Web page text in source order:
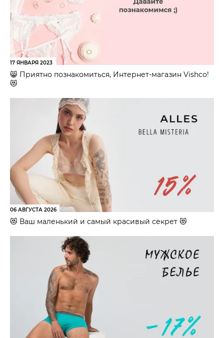
17 ЯНВАРЯ 2023
😸 Приятно познакомиться, Интернет-магазин Vishco!
😻
06 АВГУСТА 2026
😻 Ваш маленький и самый красивый секрет 😻